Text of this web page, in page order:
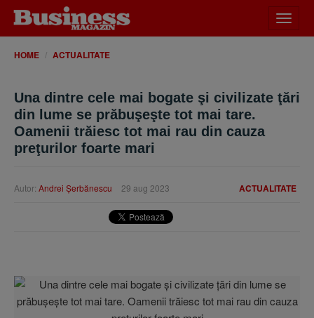
meniu
HOME ACTUALITATE
Una dintre cele mai bogate şi civilizate ţări
din lume se prăbuşeşte tot mai tare.
Oamenii trăiesc tot mai rau din cauza
preţurilor foarte mari
ACTUALITATE
Autor: Andrei Şerbănescu 29 aug 2023